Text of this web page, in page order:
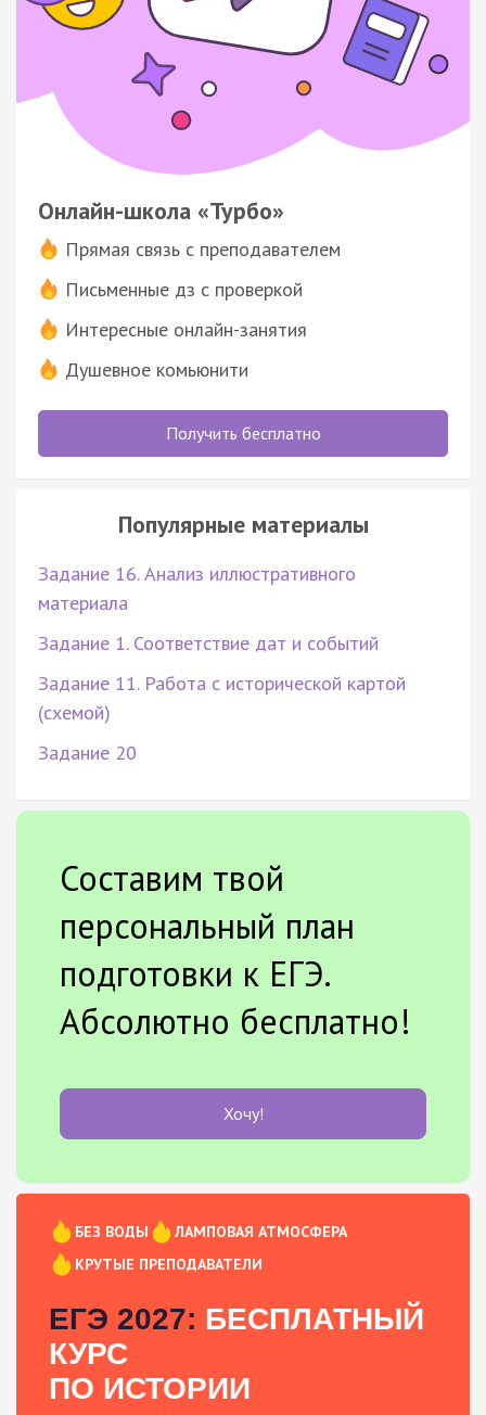
Онлайн-школа «Турбо»
Прямая связь с преподавателем
Письменные дз с проверкой
Интересные онлайн-занятия
Душевное комьюнити
Получить бесплатно
Популярные материалы
Задание 16. Анализ иллюстративного
материала
Задание 1. Соответствие дат и событий
Задание 11. Работа с исторической картой
(схемой)
Задание 20
Составим твой
персональный план
подготовки к ЕГЭ.
Абсолютно бесплатно!
Хочу!
БЕЗ ВОДЫ
ЛАМПОВАЯ АТМОСФЕРА
КРУТЫЕ ПРЕПОДАВАТЕЛИ
ЕГЭ 2027: БЕСПЛАТНЫЙ
КУРС
ПО ИСТОРИИ